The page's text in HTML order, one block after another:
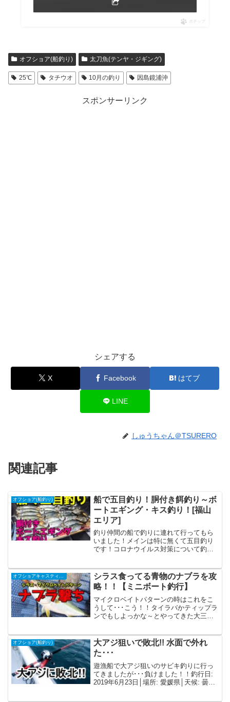
ポチップ
オフショア(船釣り) 太刀魚(テンヤ・ジギング)
25℃ タチウオ 10月の釣り 因島鏡浦沖
スポンサーリンク
シェアする
X Facebook はてブ
LINE
しゅうちゃん＠TSURERO
関連記事
オフショア(船釣り)
船で五目釣り！胴付き餌釣り～ボ
ートエギング・キス釣り！[福山
エリア]
釣り仲間の船で釣りに連れて行ってもら
いました！メインは特に無くて五目釣り
です！コロナウイルス対策について釣行
はマスクを着用する2.釣行時にコンビニ
等人が集まる場所へ寄...
オフショアキャスティング
シラス食ってる青物のナブラを攻
略！！【ミニボート釣行】
マイクロベイトパターンの時はこれをこ
うして･･･こう！！タイラバかティップラ
ンでもしよっかな～とやってきた大三
所に出来ていて、その下にハマチがずっ
と着いてる感じです...
オフショア(船釣り)
大アジ狙いで敗北!! 水面で外れ
た･･･
遊漁船で大アジ狙いのサビキ釣りに行っ
てきましたが･･･負けました！！釣行日:
2019年6月23日│場所: 愛媛県│天候: 曇り